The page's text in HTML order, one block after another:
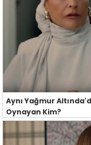
Aynı Yağmur
Oynayan Kim?